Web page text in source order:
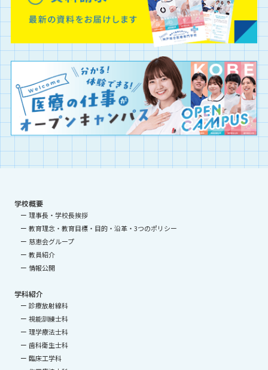
学校概要
理事長・学校長挨拶
教育理念・教育目標・目的・沿革・3つのポリシー
慈恵会グループ
教員紹介
情報公開
学科紹介
診療放射線科
視能訓練士科
理学療法士科
歯科衛生士科
臨床工学科